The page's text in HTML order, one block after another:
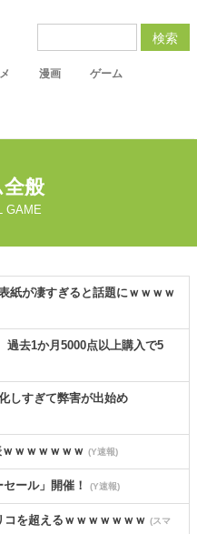
漫画 ゲーム
検索
般
GAME
紙が凄すぎると話題にｗｗｗｗ
去1か月5000点以上購入で5
しすぎて弊害が出始め
ｗｗｗｗｗｗ (Y速報)
ール」開催！ (Y速報)
を超えるｗｗｗｗｗｗｗ (スマ